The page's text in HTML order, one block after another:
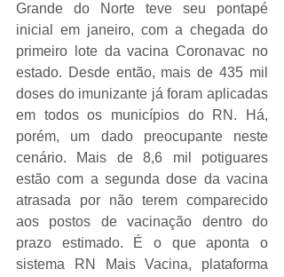
Grande do Norte teve seu pontapé
inicial em janeiro, com a chegada do
primeiro lote da vacina Coronavac no
estado. Desde então, mais de 435 mil
doses do imunizante já foram aplicadas
em todos os municípios do RN. Há,
porém, um dado preocupante neste
cenário. Mais de 8,6 mil potiguares
estão com a segunda dose da vacina
atrasada por não terem comparecido
aos postos de vacinação dentro do
prazo estimado. É o que aponta o
sistema RN Mais Vacina, plataforma